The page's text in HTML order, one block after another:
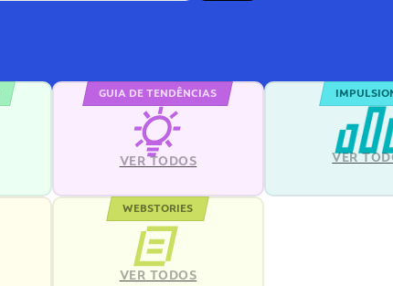
GUIA DE TENDÊNCIAS
VER TODOS VER
WEBSTORIES
VER TODOS